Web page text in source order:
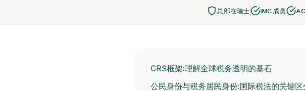
总部在瑞士 IMC成员
CRS框架:理解全球税务透明的基石
公民身份与税务居民身份:国际税法的关键区